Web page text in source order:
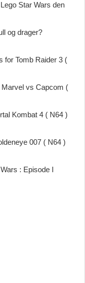
Star Wars den
og drager?
for Tomb Raider 3 (
Marvel vs Capcom (
Kombat 4 ( N64 )
007 ( N64 )
: Episode I